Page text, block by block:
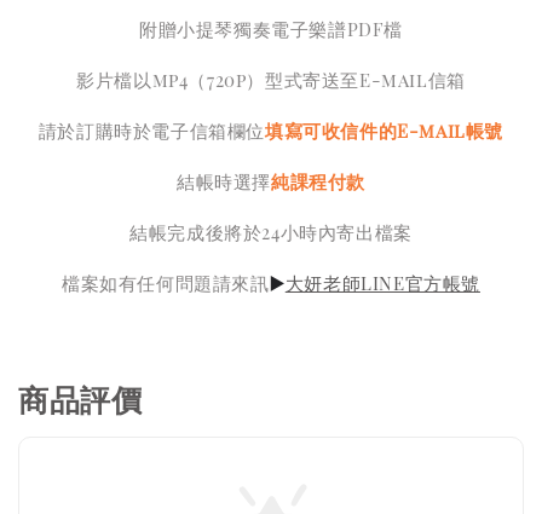
附贈小提琴獨奏電子樂譜PDF檔
影片檔以mp4（720p）型式寄送至E-mail信箱
請於訂購時於電子信箱欄位填寫可收信件的E-mail帳號
結帳時選擇純課程付款
結帳完成後將於24小時內寄出檔案
檔案如有任何問題請來訊▶️大妍老師LINE官方帳號
商品評價